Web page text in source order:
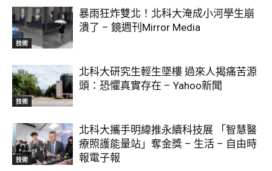
技術
暴雨狂炸雙北！北科大淹成小河學生崩
潰了 – 鏡週刊Mirror Media
技術
北科大研究生輕生墜樓 過來人揭痛苦源
頭：恐懼真實存在 – Yahoo新聞
技術
北科大攜手明緯推永續科技展 「智慧醫
療照護能量站」奪金獎 – 生活 – 自由時
報電子報